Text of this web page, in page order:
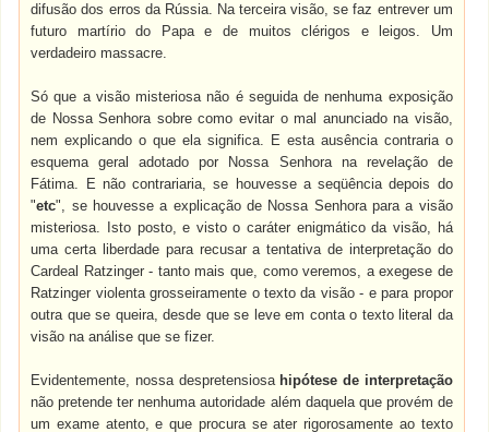
difusão dos erros da Rússia. Na terceira visão, se faz entrever um
futuro martírio do Papa e de muitos clérigos e leigos. Um
verdadeiro massacre.
Só que a visão misteriosa não é seguida de nenhuma exposição
de Nossa Senhora sobre como evitar o mal anunciado na visão,
nem explicando o que ela significa. E esta ausência contraria o
esquema geral adotado por Nossa Senhora na revelação de
Fátima. E não contrariaria, se houvesse a seqüência depois do
"etc", se houvesse a explicação de Nossa Senhora para a visão
misteriosa. Isto posto, e visto o caráter enigmático da visão, há
uma certa liberdade para recusar a tentativa de interpretação do
Cardeal Ratzinger - tanto mais que, como veremos, a exegese de
Ratzinger violenta grosseiramente o texto da visão - e para propor
outra que se queira, desde que se leve em conta o texto literal da
visão na análise que se fizer.
Evidentemente, nossa despretensiosa hipótese de interpretação
não pretende ter nenhuma autoridade além daquela que provém de
um exame atento, e que procura se ater rigorosamente ao texto